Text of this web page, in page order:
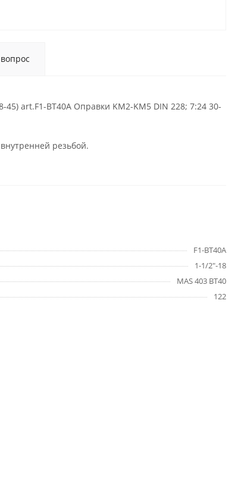
45) art.F1-BT40A Оправки KM2-KM5 DIN 228; 7:24 30-
резьбой.
F1-BT40A
1-1/2"-18
MAS 403 BT40
122